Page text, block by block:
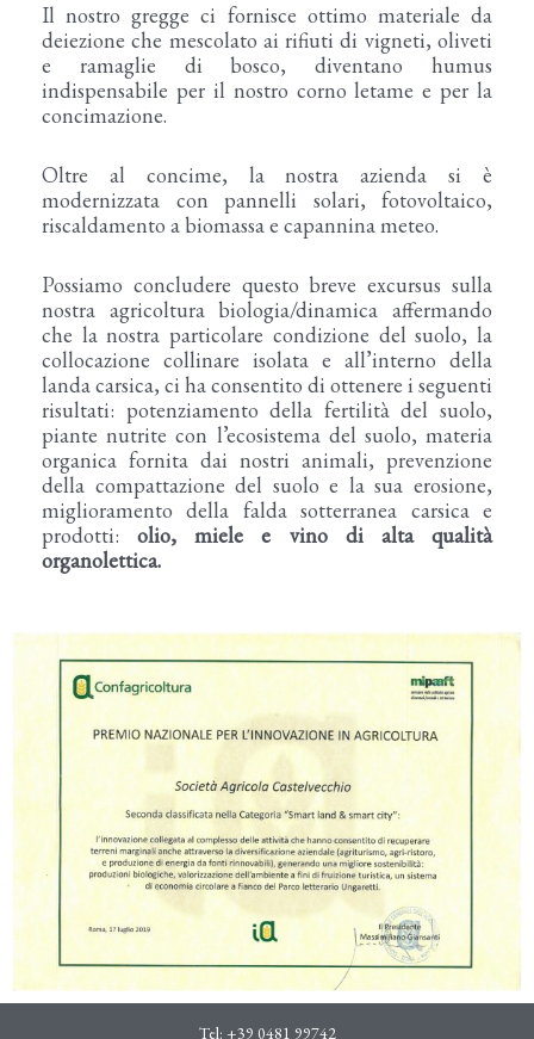
Il nostro gregge ci fornisce ottimo materiale da
deiezione che mescolato ai rifiuti di vigneti, oliveti
e ramaglie di bosco, diventano humus
indispensabile per il nostro corno letame e per la
concimazione.
Oltre al concime, la nostra azienda si è
modernizzata con pannelli solari, fotovoltaico,
riscaldamento a biomassa e capannina meteo.
Possiamo concludere questo breve excursus sulla
nostra agricoltura biologia/dinamica affermando
che la nostra particolare condizione del suolo, la
collocazione collinare isolata e all’interno della
landa carsica, ci ha consentito di ottenere i seguenti
risultati: potenziamento della fertilità del suolo,
piante nutrite con l’ecosistema del suolo, materia
organica fornita dai nostri animali, prevenzione
della compattazione del suolo e la sua erosione,
miglioramento della falda sotterranea carsica e
prodotti:olio, miele e vino di alta qualità
organolettica.
Tel: +39 0481 99742